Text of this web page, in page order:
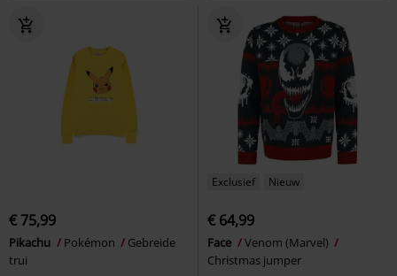
€ 75,99
Pikachu Pokémon
Gebreide
trui
Exclusief Nieuw
€ 64,99
Face
Venom (Marvel)
Christmas jumper